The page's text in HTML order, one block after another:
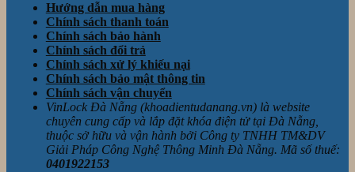
Hướng dẫn mua hàng
Chính sách thanh toán
Chính sách bảo hành
Chính sách đổi trả
Chính sách xử lý khiếu nại
Chính sách bảo mật thông tin
Chính sách vận chuyển
VinLock Đà Nẵng (khoadientudanang.vn) là website
chuyên cung cấp và lắp đặt khóa điện tử tại Đà Nẵng,
thuộc sở hữu và vận hành bởi Công ty TNHH TM&DV
Giải Pháp Công Nghệ Thông Minh Đà Nẵng. Mã số thuế:
0401922153